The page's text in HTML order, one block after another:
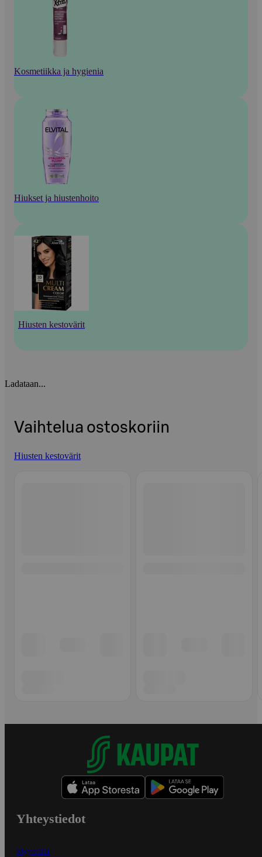
Kosmetiikka ja hygienia
Hiukset ja hiustenhoito
Hiusten kestovärit
Ladataan...
Vaihtelua ostoskoriin
Hiusten kestovärit
Yhteystiedot
Myymälät